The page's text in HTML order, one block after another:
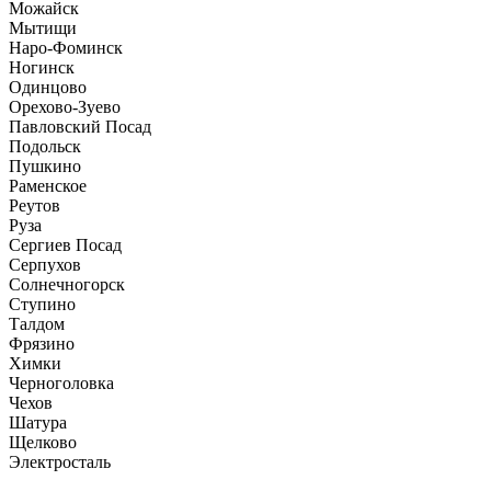
Можайск
Мытищи
Наро-Фоминск
Ногинск
Одинцово
Орехово-Зуево
Павловский Посад
Подольск
Пушкино
Раменское
Реутов
Руза
Сергиев Посад
Серпухов
Солнечногорск
Ступино
Талдом
Фрязино
Химки
Черноголовка
Чехов
Шатура
Щелково
Электросталь